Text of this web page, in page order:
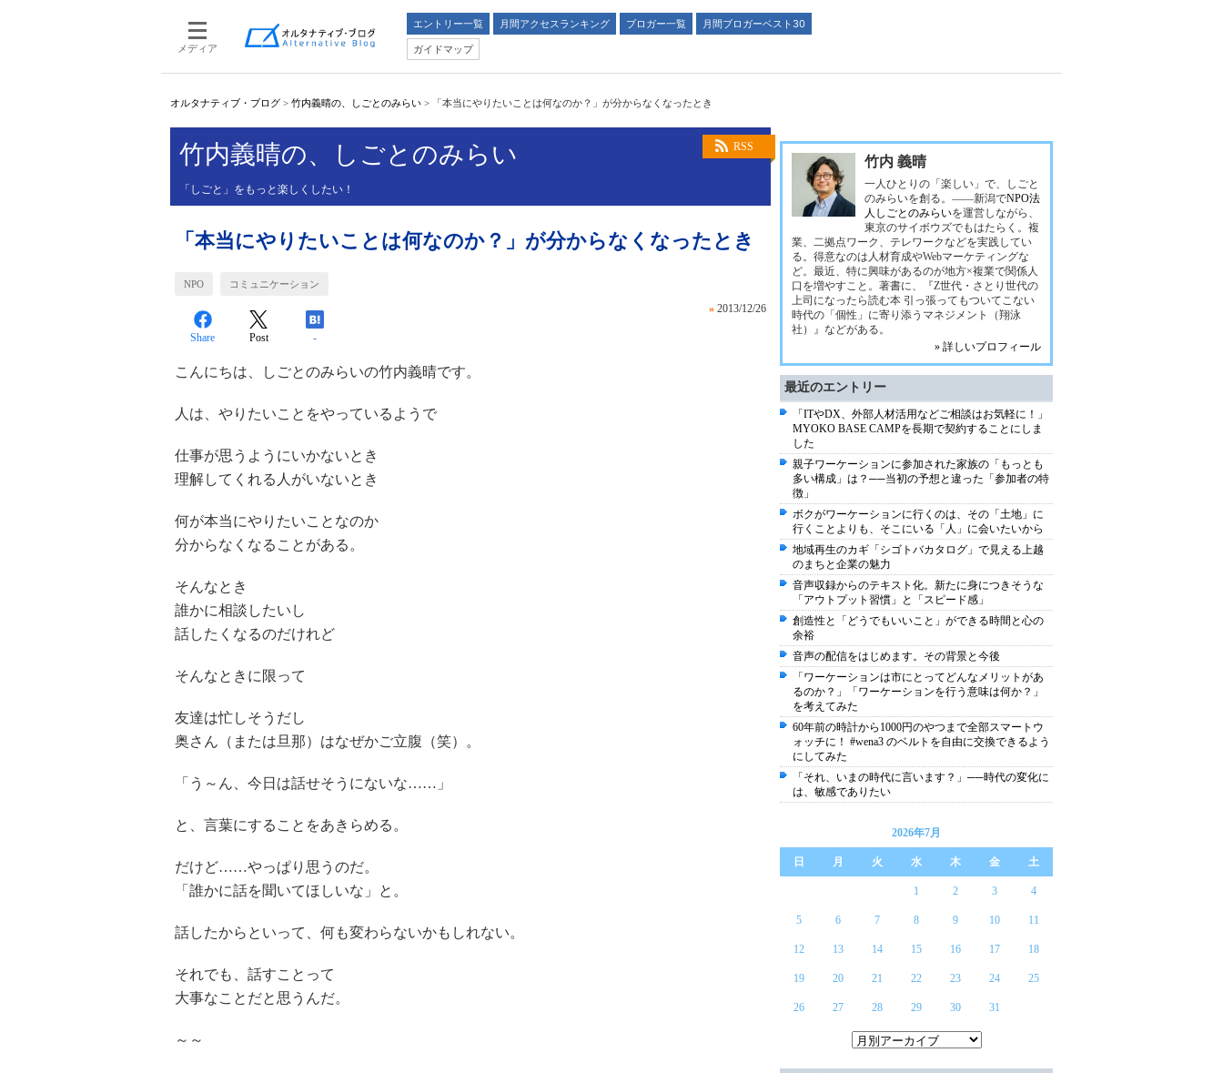
メディア
エントリー一覧 月間アクセスランキング ブロガー一覧
月間ブロガーベスト30
ガイドマップ
オルタナティブ・ブログ > 竹内義晴の、しごとのみらい > 「本当にやりたいことは何なのか？」が分からなくなったとき
RSS
竹内義晴の、しごとのみらい
「しごと」をもっと楽しくしたい！
「本当にやりたいことは何なのか？」が分からなくなったとき
NPO コミュニケーション
» 2013/12/26
Share Post -
こんにちは、しごとのみらいの竹内義晴です。
人は、やりたいことをやっているようで
仕事が思うようにいかないとき
理解してくれる人がいないとき
何が本当にやりたいことなのか
分からなくなることがある。
そんなとき
誰かに相談したいし
話したくなるのだけれど
そんなときに限って
友達は忙しそうだし
奥さん（または旦那）はなぜかご立腹（笑）。
「う～ん、今日は話せそうにないな……」
と、言葉にすることをあきらめる。
だけど……やっぱり思うのだ。
「誰かに話を聞いてほしいな」と。
話したからといって、何も変わらないかもしれない。
それでも、話すことって
大事なことだと思うんだ。
～～
竹内 義晴
一人ひとりの「楽しい」で、しごと
のみらいを創る。――新潟でNPO法
人しごとのみらいを運営しながら、
東京のサイボウズでもはたらく。複
業、二拠点ワーク、テレワークなどを実践してい
る。得意なのは人材育成やWebマーケティングな
ど。最近、特に興味があるのが地方×複業で関係人
口を増やすこと。著書に、『Z世代・さとり世代の
上司になったら読む本 引っ張ってもついてこない
時代の「個性」に寄り添うマネジメント（翔泳
社）』などがある。
» 詳しいプロフィール
最近のエントリー
「ITやDX、外部人材活用などご相談はお気軽に！」
MYOKO BASE CAMPを長期で契約することにしま
した
親子ワーケーションに参加された家族の「もっとも
多い構成」は？──当初の予想と違った「参加者の特
徴」
ボクがワーケーションに行くのは、その「土地」に
行くことよりも、そこにいる「人」に会いたいから
地域再生のカギ「シゴトバカタログ」で見える上越
のまちと企業の魅力
音声収録からのテキスト化。新たに身につきそうな
「アウトプット習慣」と「スピード感」
創造性と「どうでもいいこと」ができる時間と心の
余裕
音声の配信をはじめます。その背景と今後
「ワーケーションは市にとってどんなメリットがあ
るのか？」「ワーケーションを行う意味は何か？」
を考えてみた
60年前の時計から1000円のやつまで全部スマートウ
ォッチに！ #wena3 のベルトを自由に交換できるよう
にしてみた
「それ、いまの時代に言います？」──時代の変化に
は、敏感でありたい
2026年7月
日 月 火 水 木 金 土
1 2 3 4
5 6 7 8 9 10 11
12 13 14 15 16 17 18
19 20 21 22 23 24 25
26 27 28 29 30 31